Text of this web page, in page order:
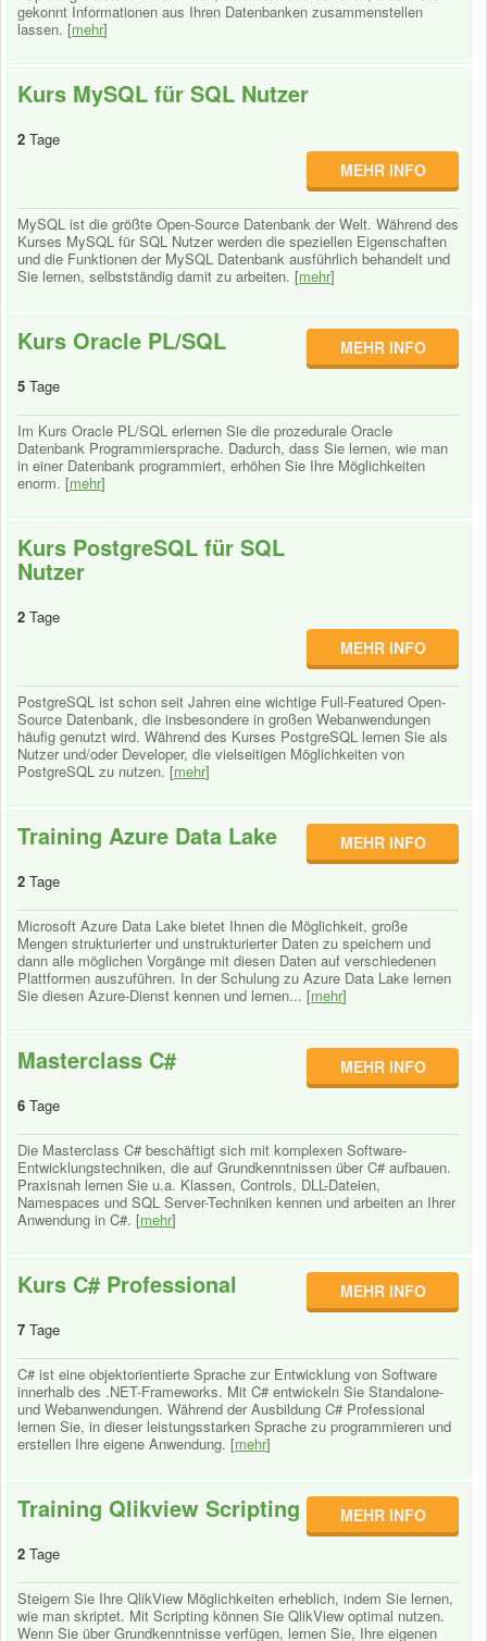
gekonnt Informationen aus Ihren Datenbanken zusammenstellen
lassen. [mehr]
Kurs MySQL für SQL Nutzer
2 Tage
MEHR INFO
MySQL ist die größte Open-Source Datenbank der Welt. Während des
Kurses MySQL für SQL Nutzer werden die speziellen Eigenschaften
und die Funktionen der MySQL Datenbank ausführlich behandelt und
Sie lernen, selbstständig damit zu arbeiten. [mehr]
Kurs Oracle PL/SQL
5 Tage
MEHR INFO
Im Kurs Oracle PL/SQL erlernen Sie die prozedurale Oracle
Datenbank Programmiersprache. Dadurch, dass Sie lernen, wie man
in einer Datenbank programmiert, erhöhen Sie Ihre Möglichkeiten
enorm. [mehr]
Kurs PostgreSQL für SQL
Nutzer
2 Tage
MEHR INFO
PostgreSQL ist schon seit Jahren eine wichtige Full-Featured Open-
Source Datenbank, die insbesondere in großen Webanwendungen
häufig genutzt wird. Während des Kurses PostgreSQL lernen Sie als
Nutzer und/oder Developer, die vielseitigen Möglichkeiten von
PostgreSQL zu nutzen. [mehr]
Training Azure Data Lake
2 Tage
MEHR INFO
Microsoft Azure Data Lake bietet Ihnen die Möglichkeit, große
Mengen strukturierter und unstrukturierter Daten zu speichern und
dann alle möglichen Vorgänge mit diesen Daten auf verschiedenen
Plattformen auszuführen. In der Schulung zu Azure Data Lake lernen
Sie diesen Azure-Dienst kennen und lernen... [mehr]
Masterclass C#
6 Tage
MEHR INFO
Die Masterclass C# beschäftigt sich mit komplexen Software-
Entwicklungstechniken, die auf Grundkenntnissen über C# aufbauen.
Praxisnah lernen Sie u.a. Klassen, Controls, DLL-Dateien,
Namespaces und SQL Server-Techniken kennen und arbeiten an Ihrer
Anwendung in C#. [mehr]
Kurs C# Professional
7 Tage
MEHR INFO
C# ist eine objektorientierte Sprache zur Entwicklung von Software
innerhalb des .NET-Frameworks. Mit C# entwickeln Sie Standalone-
und Webanwendungen. Während der Ausbildung C# Professional
lernen Sie, in dieser leistungsstarken Sprache zu programmieren und
erstellen Ihre eigene Anwendung. [mehr]
Training Qlikview Scripting
2 Tage
MEHR INFO
Steigern Sie Ihre QlikView Möglichkeiten erheblich, indem Sie lernen,
wie man skriptet. Mit Scripting können Sie QlikView optimal nutzen.
Wenn Sie über Grundkenntnisse verfügen, lernen Sie, Ihre eigenen